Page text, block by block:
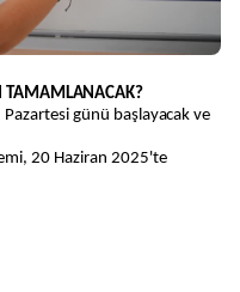
TAMAMLANACAK?
günü başlayacak ve
20 Haziran 2025'te